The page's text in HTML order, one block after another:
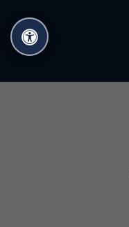
do
treści